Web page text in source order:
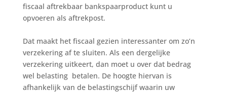
fiscaal aftrekbaar bankspaarproduct kunt u
opvoeren als aftrekpost.
Dat maakt het fiscaal gezien interessanter om zo’n
verzekering af te sluiten. Als een dergelijke
verzekering uitkeert, dan moet u over dat bedrag
wel belasting betalen. De hoogte hiervan is
afhankelijk van de belastingschijf waarin uw